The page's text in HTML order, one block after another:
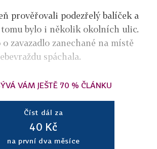
prověřovali podezřelý balíček a
bylo i několik okolních ulic.
zavazadlo zanechané na místě
spáchala.
VÁM JEŠTĚ 70 % ČLÁNKU
Číst dál za
40 Kč
na první dva měsíce